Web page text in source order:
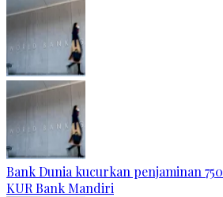
Bank Dunia kucurkan penjaminan
KUR Bank Mandiri